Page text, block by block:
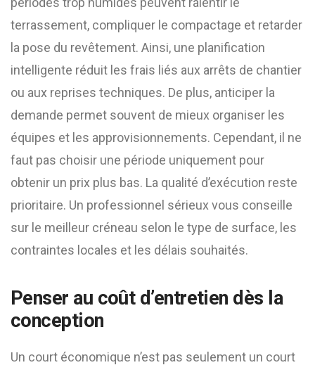
terrassement, compliquer le compactage et retarder
la pose du revêtement. Ainsi, une planification
intelligente réduit les frais liés aux arrêts de chantier
ou aux reprises techniques. De plus, anticiper la
demande permet souvent de mieux organiser les
équipes et les approvisionnements. Cependant, il ne
faut pas choisir une période uniquement pour
obtenir un prix plus bas. La qualité d’exécution reste
prioritaire. Un professionnel sérieux vous conseille
sur le meilleur créneau selon le type de surface, les
contraintes locales et les délais souhaités.
Penser au coût d’entretien dès la
conception
Un court économique n’est pas seulement un court